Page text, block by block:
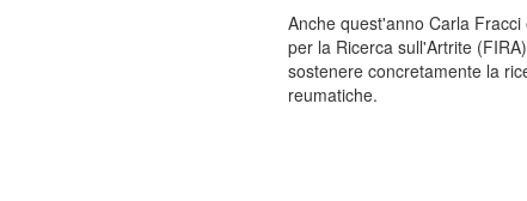
Anche quest'anno Carla
per la Ricerca sull'Artrite
sostenere concretamente la
reumatiche.